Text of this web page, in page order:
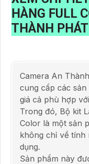
HÀNG FULL
THÀNH PHÁT
Camera An
cung cấp các
giá cả phù hợp
Trong đó, Bộ kit
Color là một sản
không chỉ về tính
dụng.
Sản phẩm này